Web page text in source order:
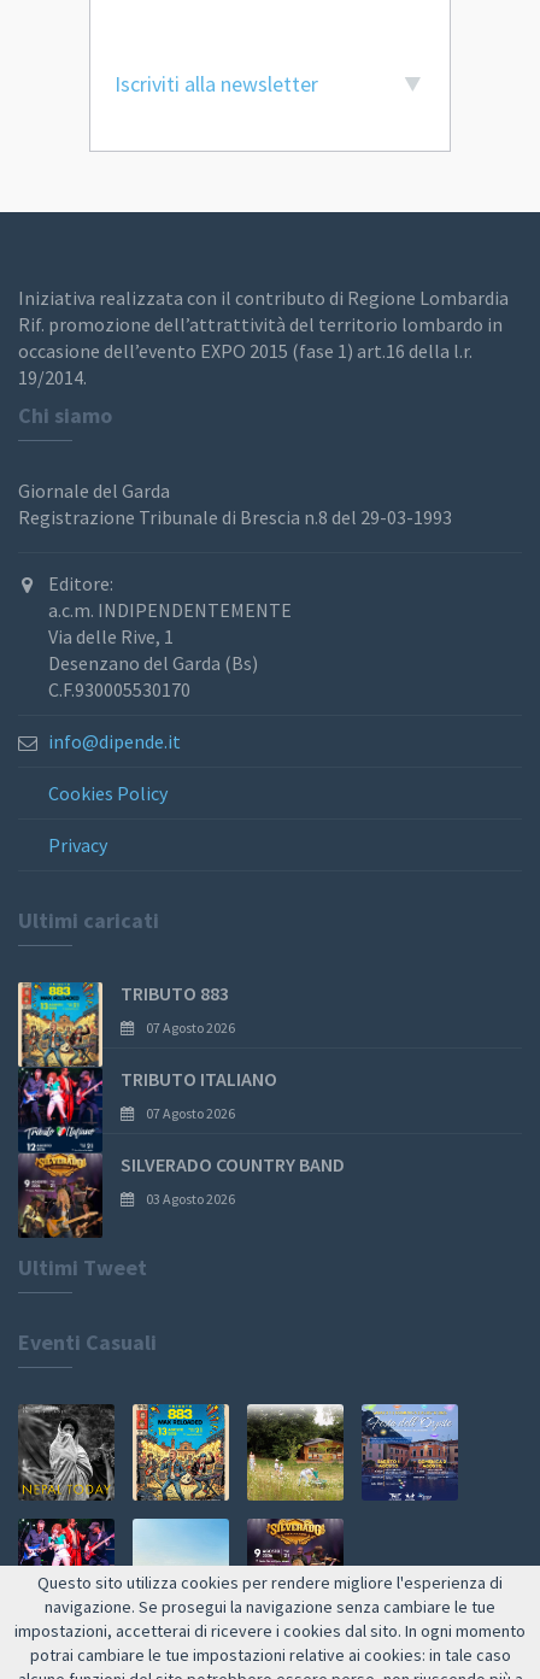
Iscriviti alla newsletter
Iniziativa realizzata con il contributo di Regione Lombardia
Rif. promozione dell’attrattività del territorio lombardo in
occasione dell’evento EXPO 2015 (fase 1) art.16 della l.r.
19/2014.
Chi siamo
Giornale del Garda
Registrazione Tribunale di Brescia n.8 del 29-03-1993
Editore:
a.c.m. INDIPENDENTEMENTE
Via delle Rive, 1
Desenzano del Garda (Bs)
C.F.930005530170
info@dipende.it
Cookies Policy
Privacy
Ultimi caricati
TRIBUTO 883
07 Agosto 2026
TRIBUTO ITALIANO
07 Agosto 2026
SILVERADO COUNTRY BAND
03 Agosto 2026
Ultimi Tweet
Eventi Casuali
Web by NETMOOLE
Questo sito utilizza cookies per rendere migliore l'esperienza di
navigazione. Se prosegui la navigazione senza cambiare le tue
impostazioni, accetterai di ricevere i cookies dal sito. In ogni momento
potrai cambiare le tue impostazioni relative ai cookies: in tale caso